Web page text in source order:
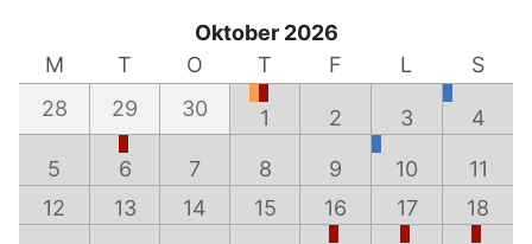
Oktober 2026
M
T O T F L
S
28
29 30 1 2 3 4
5 6 7 8 9 10
11
12
13 14 15 16 17 18